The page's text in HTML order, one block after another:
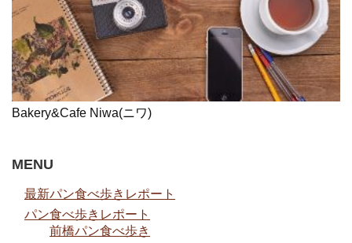
Bakery&Cafe Niwa(ニワ)
MENU
最新パン食べ歩きレポート
パン食べ歩きレポート
前橋パン食べ歩き